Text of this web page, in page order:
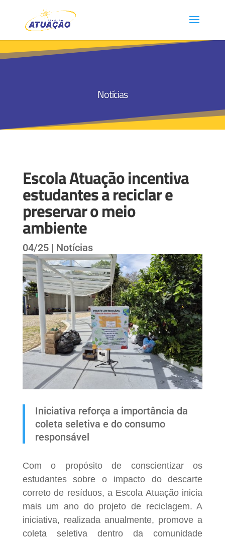
Notícias
Escola Atuação incentiva
estudantes a reciclar e
preservar o meio
ambiente
04/25| Notícias
Iniciativa reforça a importância da
coleta seletiva e do consumo
responsável
Com o propósito de conscientizar os
estudantes sobre o impacto do descarte
correto de resíduos, a Escola Atuação inicia
mais um ano do projeto de reciclagem. A
iniciativa, realizada anualmente, promove a
coleta seletiva dentro da comunidade